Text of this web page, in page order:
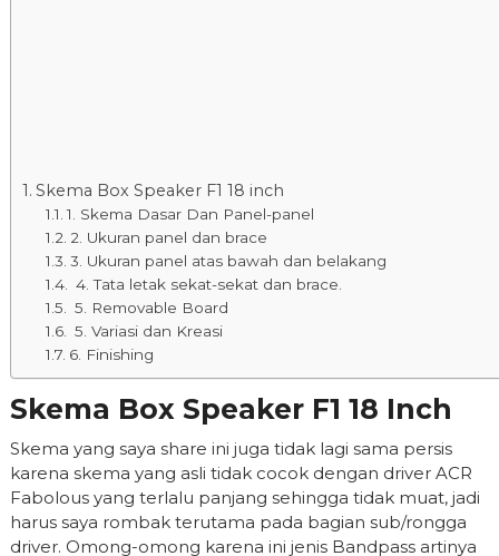
Skema Box Speaker F1 18 inch
1. Skema Dasar Dan Panel-panel
2. Ukuran panel dan brace
3. Ukuran panel atas bawah dan belakang
4. Tata letak sekat-sekat dan brace.
5. Removable Board
5. Variasi dan Kreasi
6. Finishing
Skema Box Speaker F1 18 Inch
Skema yang saya share ini juga tidak lagi sama persis
karena skema yang asli tidak cocok dengan driver ACR
Fabolous yang terlalu panjang sehingga tidak muat, jadi
harus saya rombak terutama pada bagian sub/rongga
driver. Omong-omong karena ini jenis Bandpass artinya